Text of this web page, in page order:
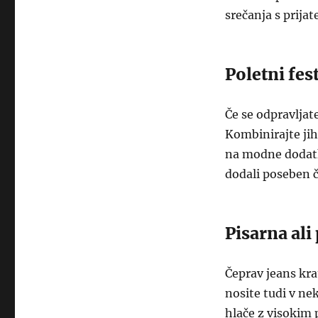
srečanja s
Poletni
Če se
Kombinirajte
na modne
dodali poseben
Pisarna ali
Čeprav jeans
nosite tudi v
hlače z visokim